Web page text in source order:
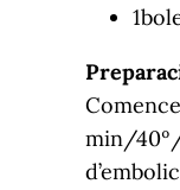
min/40º/